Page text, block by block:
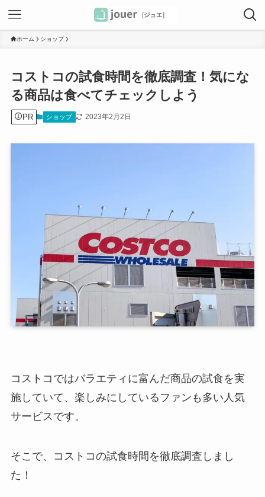
ホーム ショップ
コストコの試食時間を徹底調査！気にな
る商品は食べてチェックしよう
PR ショップ 2023年2月2日
コストコではバラエティに富んだ商品の試食を実
施していて、楽しみにしているファンも多い人気
サービスです。
そこで、コストコの試食時間を徹底調査しまし
た！